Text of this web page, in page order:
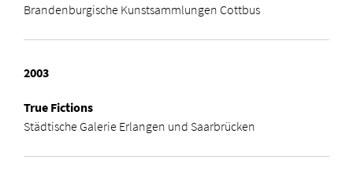
Brandenburgische Kunstsammlungen Cottbus
2003
True Fictions
Städtische Galerie Erlangen und Saarbrücken